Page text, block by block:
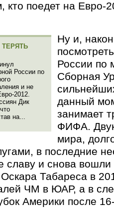
кто поедет на Евро-
России по
и не
2012.
Дик
на...
Ну и,
России по
Сборная
данный
занимает
ФИФА.
мира,
в последние
славу и снова
Табареса в
ЧМ в ЮАР, а в
Америки после